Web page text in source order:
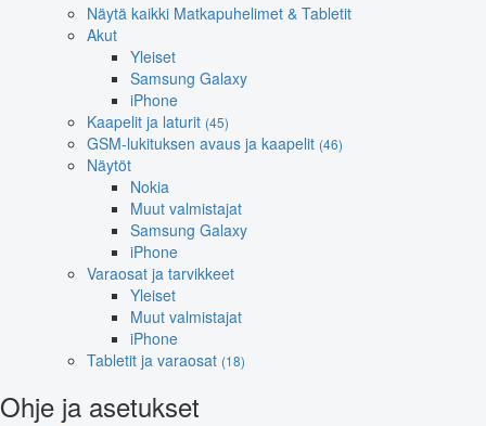
Näytä kaikki Matkapuhelimet & Tabletit
Akut
Yleiset
Samsung Galaxy
iPhone
Kaapelit ja laturit (45)
GSM-lukituksen avaus ja kaapelit (46)
Näytöt
Nokia
Muut valmistajat
Samsung Galaxy
iPhone
Varaosat ja tarvikkeet
Yleiset
Muut valmistajat
iPhone
Tabletit ja varaosat (18)
Ohje ja asetukset